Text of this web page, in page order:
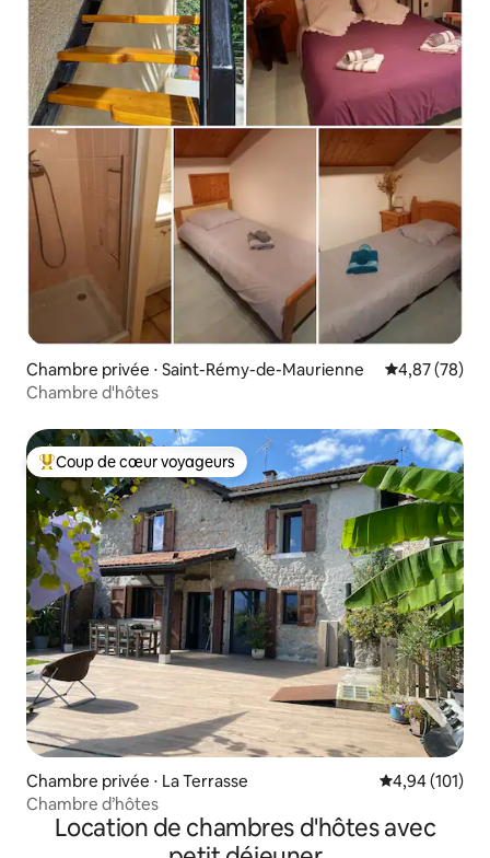
Chambre privée ⋅ Saint-Rémy-de-Maurienne Évaluation
4,87 (78)
Chambre d'hôtes
Coups de cœur voyageurs les plus appréciés
Coup de cœur voyageurs
Chambre privée ⋅ La Terrasse Évaluation
4,94 (101)
Chambre d’hôtes
Location de chambres d'hôtes avec